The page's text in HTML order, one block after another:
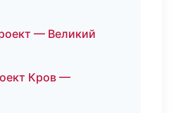
— Великий
Кров —